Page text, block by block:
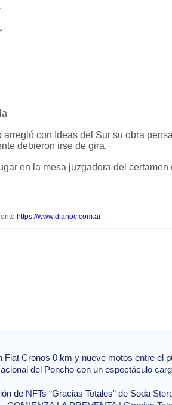
con Ideas del Sur su obra
debieron irse de gira.
en la mesa juzgadora del certamen
https://www.diarioc.com.ar
Fiat Cronos 0 km y nueve motos entre el
del Poncho con un espectáculo
de NFTs “Gracias Totales” de Soda